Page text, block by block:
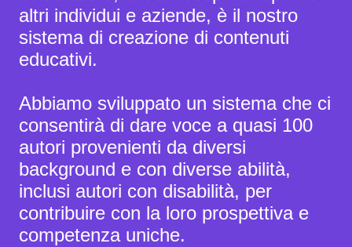
altri individui e aziende, è il nostro
sistema di creazione di contenuti
educativi.
Abbiamo sviluppato un sistema che ci
consentirà di dare voce a quasi 100
autori provenienti da diversi
background e con diverse abilità,
inclusi autori con disabilità, per
contribuire con la loro prospettiva e
competenza uniche.